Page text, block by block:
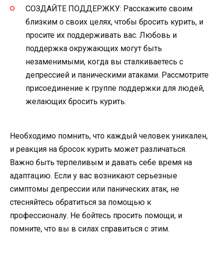
СОЗДАЙТЕ ПОДДЕРЖКУ: Расскажите своим
близким о своих целях, чтобы бросить курить, и
просите их поддерживать вас. Любовь и
поддержка окружающих могут быть
незаменимыми, когда вы сталкиваетесь с
депрессией и паническими атаками. Рассмотрите
присоединение к группе поддержки для людей,
желающих бросить курить.
Необходимо помнить, что каждый человек уникален,
и реакция на бросок курить может различаться.
Важно быть терпеливым и давать себе время на
адаптацию. Если у вас возникают серьезные
симптомы депрессии или панических атак, не
стесняйтесь обратиться за помощью к
профессионалу. Не бойтесь просить помощи, и
помните, что вы в силах справиться с этим.